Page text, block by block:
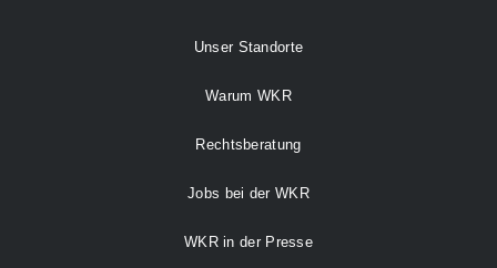
Unser Standorte
Warum WKR
Rechtsberatung
Jobs bei der WKR
WKR in der Presse